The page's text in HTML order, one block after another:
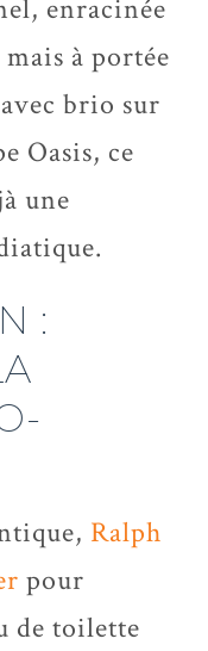
enracinée
à portée
brio sur
Oasis, ce
une
:
Ralph
pour
de toilette